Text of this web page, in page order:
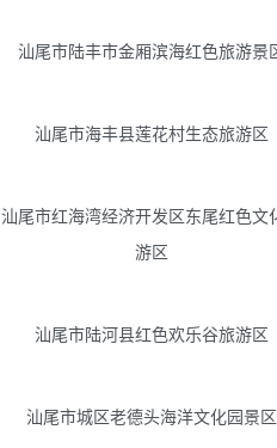
汕尾市陆丰市金厢滨海红色旅游景
汕尾市海丰县莲花村生态旅游区
汕尾市红海湾经济开发区东尾红色文
游区
汕尾市陆河县红色欢乐谷旅游区
汕尾市城区老德头海洋文化园景区